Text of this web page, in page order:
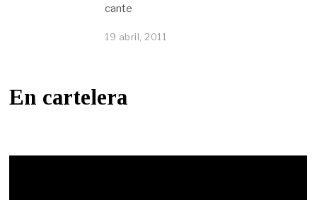
cante
19 abril, 2011
En cartelera